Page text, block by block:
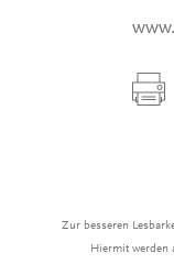
Zur besseren
Hiermit werden